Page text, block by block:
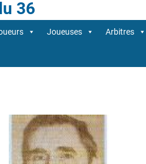
36
Joueuses Arbitres